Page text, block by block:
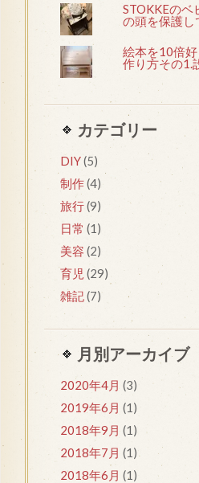
STOKKEのベ
の頭を保護し
絵本を10倍
作り方その1.
カテゴリー
DIY(5)
制作(4)
旅行(9)
日常 (1)
美容 (2)
育児 (29)
雑記(7)
月別アーカイブ
2020年4月 (3)
2019年6月 (1)
2018年9月 (1)
2018年7月 (1)
2018年6月 (1)